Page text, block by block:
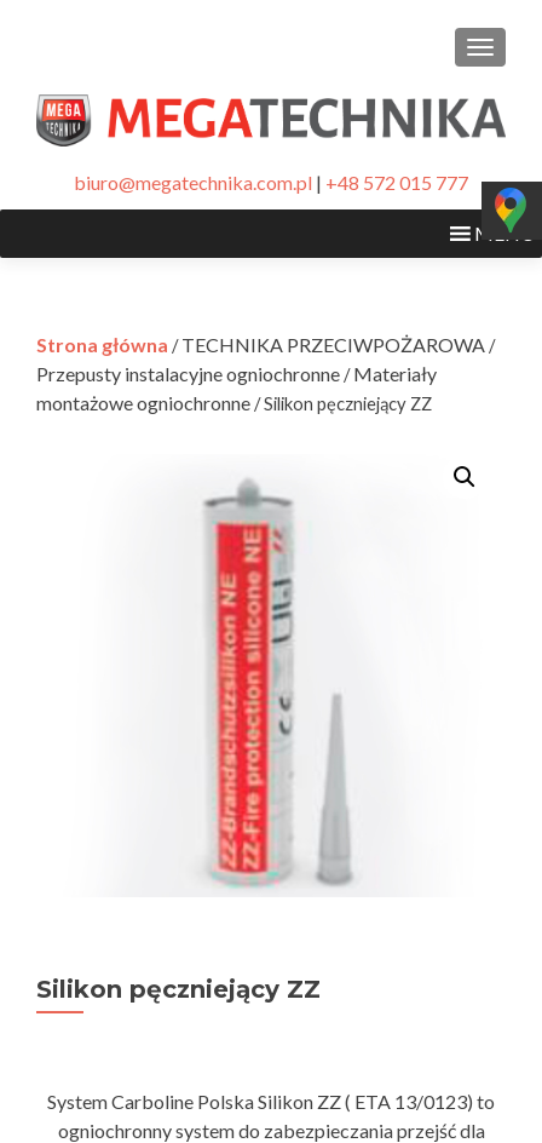
biuro@megatechnika.com.pl | +48 572 015 777
MENU
Strona główna /TECHNIKA PRZECIWPOŻAROWA/
Przepusty instalacyjne ogniochronne/Materiały
montażowe ogniochronne/ Silikon pęczniejący ZZ
Silikon pęczniejący ZZ
System Carboline Polska Silikon ZZ ( ETA 13/0123) to
ogniochronny system do zabezpieczania przejść dla